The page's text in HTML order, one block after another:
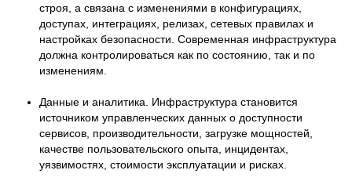
строя, а связана с изменениями в конфигурациях,
доступах, интеграциях, релизах, сетевых правилах и
настройках безопасности. Современная инфраструктура
должна контролироваться как по состоянию, так и по
изменениям.
Данные и аналитика. Инфраструктура становится
источником управленческих данных о доступности
сервисов, производительности, загрузке мощностей,
качестве пользовательского опыта, инцидентах,
уязвимостях, стоимости эксплуатации и рисках.